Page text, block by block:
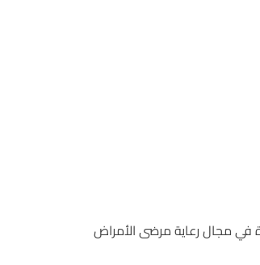
في مجال رعاية مرضى الأمراض